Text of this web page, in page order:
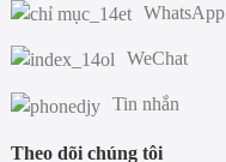
WhatsApp
WeChat
Tin nhắn
Theo dõi chúng tôi